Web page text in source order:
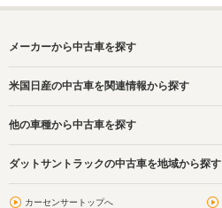
メーカーから中古車を探す
米国日産の中古車を関連情報から探す
他の車種から中古車を探す
ダットサントラックの中古車を地域から探す
カーセンサートップへ